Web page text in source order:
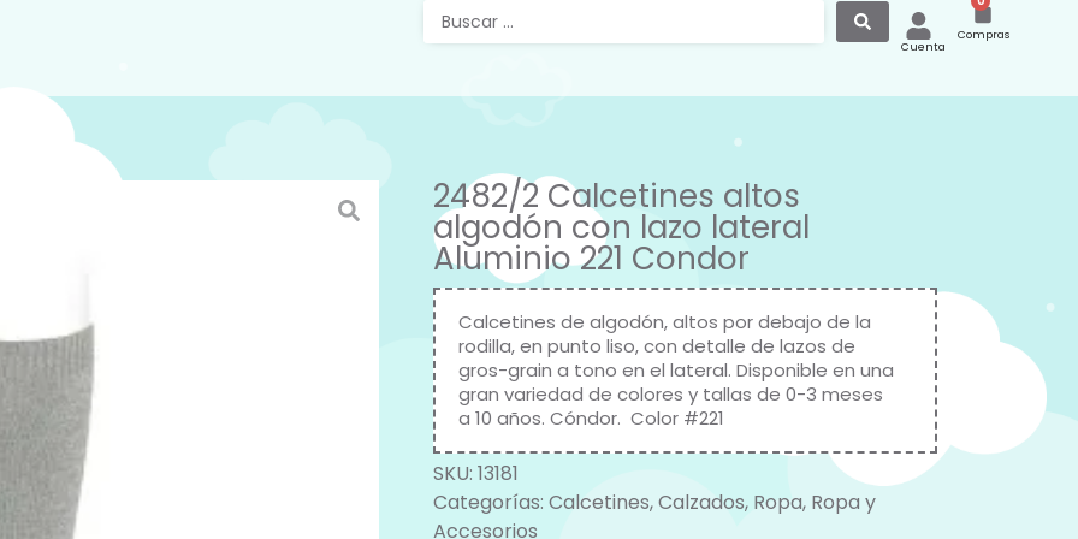
Cuenta
Compras
2482/2 Calcetines altos
algodón con lazo lateral
Aluminio 221 Condor
Calcetines de algodón, altos por debajo de la
rodilla, en punto liso, con detalle de lazos de
gros-grain a tono en el lateral. Disponible en una
gran variedad de colores y tallas de 0-3 meses
a 10 años. Cóndor. Color #221
SKU: 13181
Categorías: Calcetines,Calzados, Ropa, Ropa y
Accesorios